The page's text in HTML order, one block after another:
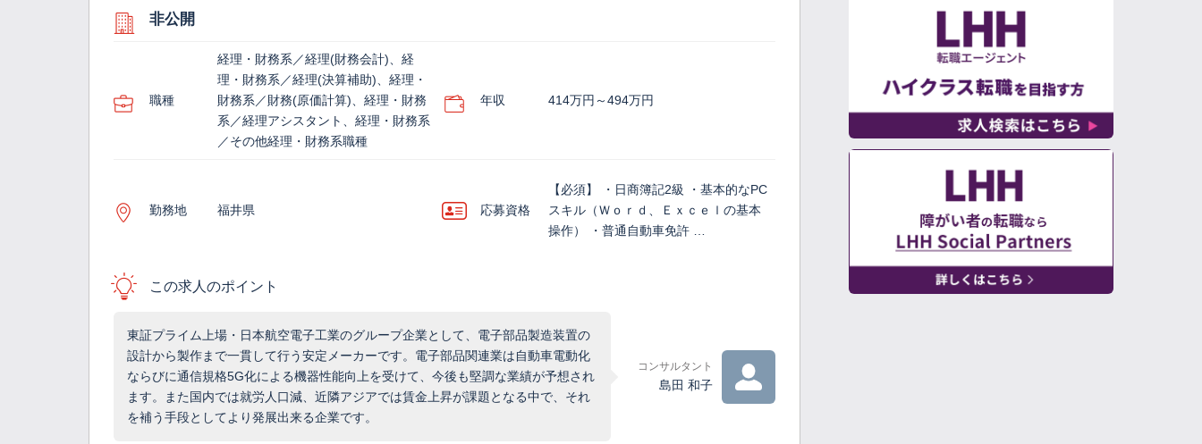
非公開
職種
経理・財務系／経理(財務会計)、経
理・財務系／経理(決算補助)、経理・
財務系／財務(原価計算)、経理・財務
系／経理アシスタント、経理・財務系
／その他経理・財務系職種
年収 414万円～494万円
勤務地 福井県 応募資格
【必須】 ・日商簿記2級 ・基本的なPC
スキル（Ｗｏｒｄ、Ｅｘｃｅｌの基本
操作） ・普通自動車免許 …
この求人のポイント
東証プライム上場・日本航空電子工業のグループ企業として、電子部品製造装置の
設計から製作まで一貫して行う安定メーカーです。電子部品関連業は自動車電動化
ならびに通信規格5G化による機器性能向上を受けて、今後も堅調な業績が予想され
ます。また国内では就労人口減、近隣アジアでは賃金上昇が課題となる中で、それ
を補う手段としてより発展出来る企業です。
コンサルタント
島田 和子